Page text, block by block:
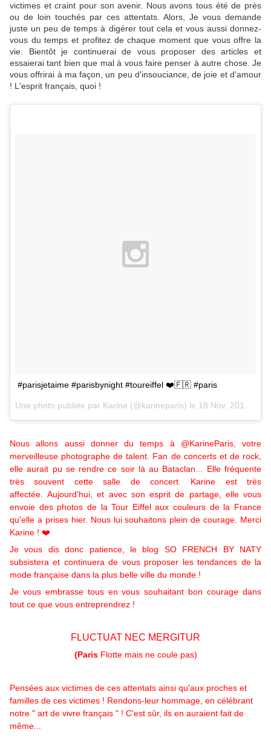
victimes et craint pour son avenir. Nous avons tous été de près
ou de loin touchés par ces attentats. Alors, Je vous demande
juste un peu de temps à digérer tout cela et vous aussi donnez-
vous du temps et profitez de chaque moment que vous offre la
vie. Bientôt je continuerai de vous proposer des articles et
essaierai tant bien que mal à vous faire penser à autre chose. Je
vous offrirai à ma façon, un peu d'insouciance, de joie et d'amour
! L'esprit français, quoi !
#parisjetaime #parisbynight #toureiffel ❤️🇫🇷 #paris
Une photo publiée par Karine (@karineparis) le 18 Nov. 2015 à 15h03 PST
Nous allons aussi donner du temps à @KarineParis, votre
merveilleuse photographe de talent. Fan de concerts et de rock,
elle aurait pu se rendre ce soir là au Bataclan... Elle fréquente
très souvent cette salle de concert. Karine est très
affectée. Aujourd'hui, et avec son esprit de partage, elle vous
envoie des photos de la Tour Eiffel aux couleurs de la France
qu'elle a prises hier. Nous lui souhaitons plein de courage. Merci
Karine ! ❤️
Je vous dis donc patience, le blog SO FRENCH BY NATY
subsistera et continuera de vous proposer les tendances de la
mode française dans la plus belle ville du monde !
Je vous embrasse tous en vous souhaitant bon courage dans
tout ce que vous entreprendrez !
FLUCTUAT NEC MERGITUR
(ParisFlotte mais ne coule pas)
Pensées aux victimes de ces attentats ainsi qu'aux proches et
familles de ces victimes ! Rendons-leur hommage, en célébrant
notre " art de vivre français " ! C'est sûr, ils en auraient fait de
même...